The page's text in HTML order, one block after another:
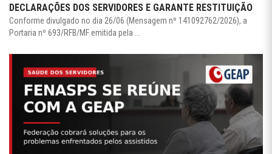
DECLARAÇÕES DOS SERVIDORES E GARANTE RESTITUIÇÃO
Conforme divulgado no dia 26/06 (Mensagem nº 141092762/2026), a
Portaria nº 693/RFB/MF emitida pela ...